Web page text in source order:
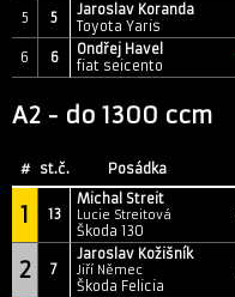
5 5
Jaroslav Koranda
Toyota Yaris
6 6
Ondřej Havel
fiat seicento
A2 - do 1300 ccm
# st.č. Posádka
1 13
Michal Streit
Lucie Streitová
Škoda 130
2 7
Jaroslav Kožišník
Jiří Němec
Škoda Felicia